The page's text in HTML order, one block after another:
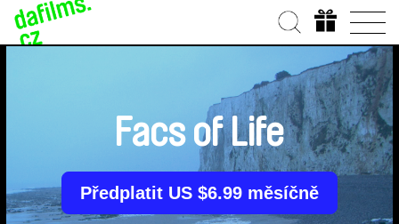
Facs of Life
Předplatit US $6.99 měsíčně